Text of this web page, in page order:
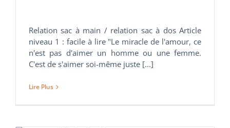
Relation sac à main / relation sac à dos Article
niveau 1 : facile à lire "Le miracle de l'amour, ce
n'est pas d'aimer un homme ou une femme.
C'est de s'aimer soi-même juste [...]
Lire Plus